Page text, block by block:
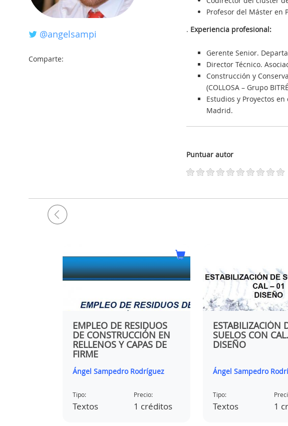
@angelsampi
Comparte:
Profesor del Máster en
. Experiencia profesional:
Gerente Senior.
Director Técnico.
Construcción y
(COLLOSA – Grupo
Estudios y Proyectos
Madrid.
Puntuar autor
EMPLEO DE RESIDUOS
DE CONSTRUCCIÓN EN
RELLENOS Y CAPAS DE
FIRME
Ángel Sampedro Rodríguez
Tipo:
Textos
Precio:
1 créditos
ESTABILIZACIÓN
SUELOS CON CAL.
DISEÑO
Ángel Sampedro
Tipo:
Textos 1